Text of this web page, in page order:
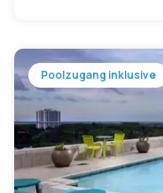
Poolzugang inklusive